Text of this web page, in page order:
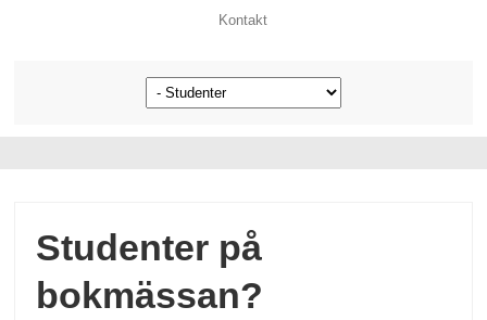
Kontakt
Studenter på
bokmässan?